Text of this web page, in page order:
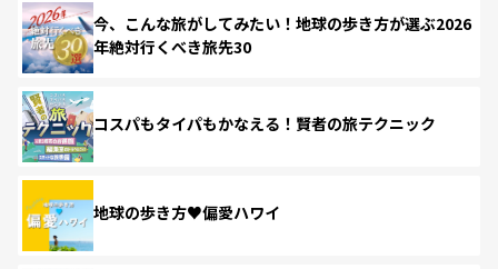
今、こんな旅がしてみたい！地球の歩き方が選ぶ2026
年絶対行くべき旅先30
コスパもタイパもかなえる！賢者の旅テクニック
地球の歩き方♥偏愛ハワイ